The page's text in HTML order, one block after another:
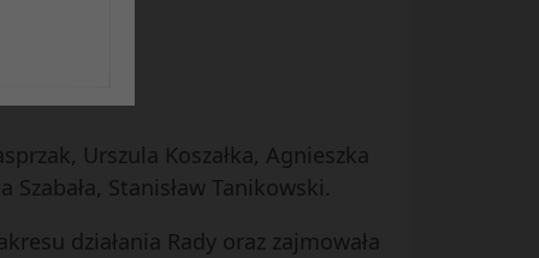
Urszula Koszałka, Agnieszka
Stanisław Tanikowski.
działania Rady oraz zajmowała